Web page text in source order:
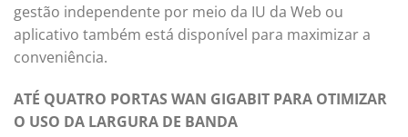
gestão independente por meio da IU da Web ou
aplicativo também está disponível para maximizar a
conveniência.
ATÉ QUATRO PORTAS WAN GIGABIT PARA OTIMIZAR
O USO DA LARGURA DE BANDA